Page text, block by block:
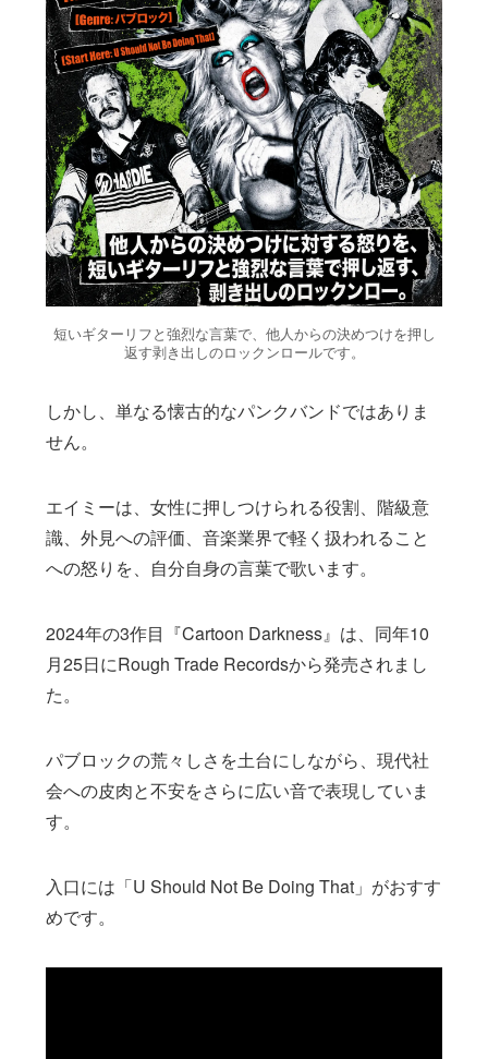
短いギターリフと強烈な言葉で、他人からの決めつけを押し
返す剥き出しのロックンロールです。
しかし、単なる懐古的なパンクバンドではありま
せん。
エイミーは、女性に押しつけられる役割、階級意
識、外見への評価、音楽業界で軽く扱われること
への怒りを、自分自身の言葉で歌います。
2024年の3作目『Cartoon Darkness』は、同年10
月25日にRough Trade Recordsから発売されまし
た。
パブロックの荒々しさを土台にしながら、現代社
会への皮肉と不安をさらに広い音で表現していま
す。
入口には「U Should Not Be Doing That」がおすす
めです。